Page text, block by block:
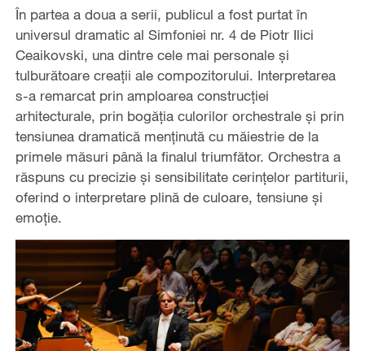
În partea a doua a serii, publicul a fost purtat în
universul dramatic al Simfoniei nr. 4 de Piotr Ilici
Ceaikovski, una dintre cele mai personale și
tulburătoare creații ale compozitorului. Interpretarea
s-a remarcat prin amploarea construcției
arhitecturale, prin bogăția culorilor orchestrale și prin
tensiunea dramatică menținută cu măiestrie de la
primele măsuri până la finalul triumfător. Orchestra a
răspuns cu precizie și sensibilitate cerințelor partiturii,
oferind o interpretare plină de culoare, tensiune și
emoție.